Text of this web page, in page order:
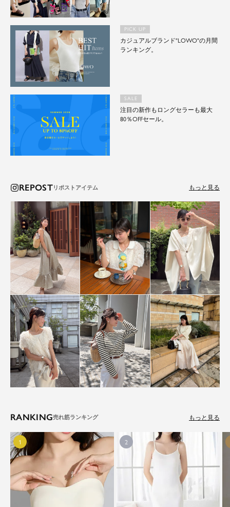
PICK UP
カジュアルブランド"LOWO"の月間
ランキング。
SALE
注目の新作もロングセラーも最大
80％OFFセール。
REPOST もっと見る
RANKING もっと見る